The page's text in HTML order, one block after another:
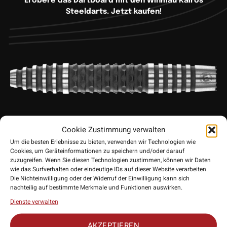
Cookie Zustimmung verwalten
Um die besten Erlebnisse zu bieten, verwenden wir Technologien wie
Cookies, um Geräteinformationen zu speichern und/oder darauf
zuzugreifen. Wenn Sie diesen Technologien zustimmen, können wir Daten
wie das Surfverhalten oder eindeutige IDs auf dieser Website verarbeiten.
Die Nichteinwilligung oder der Widerruf der Einwilligung kann sich
nachteilig auf bestimmte Merkmale und Funktionen auswirken.
Dienste verwalten
Steeldarts. Jetzt kaufen!
Winmau Kairos Darts: Präzision und
Kontrolle auf höchstem Niveau
DieKairos Dart-Reihewurde entwickelt, um fortgeschrittenen
Spielern die Kontrolle über ihre Wurfgeschwindigkeit und
Flugbahn zu perfektionieren. Mit einem modernen Design und
bieten die Kairos Darts ein unvergleichliches Spielerlebnis –